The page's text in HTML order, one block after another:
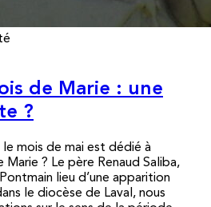
de Marie : une
?
mois de mai est dédié à
Marie ? Le père Renaud Saliba,
lieu d’une apparition
le diocèse de Laval, nous